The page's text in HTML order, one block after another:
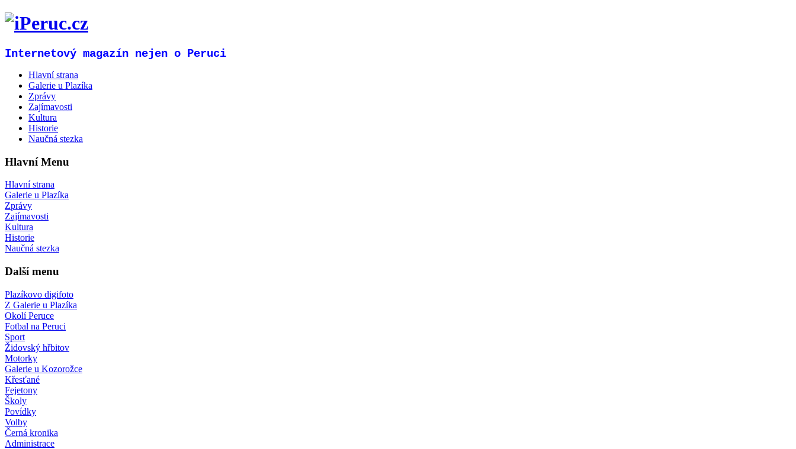
Internetový magazín nejen o Peruci
Hlavní strana
Galerie u Plazíka
Zprávy
Zajímavosti
Kultura
Historie
Naučná stezka
Hlavní Menu
Hlavní strana
Galerie u Plazíka
Zprávy
Zajímavosti
Kultura
Historie
Naučná stezka
Další menu
Plazíkovo digifoto
Z Galerie u Plazíka
Okolí Peruce
Fotbal na Peruci
Sport
Židovský hřbitov
Motorky
Galerie u Kozorožce
Křesťané
Fejetony
Školy
Povídky
Volby
Černá kronika
Administrace